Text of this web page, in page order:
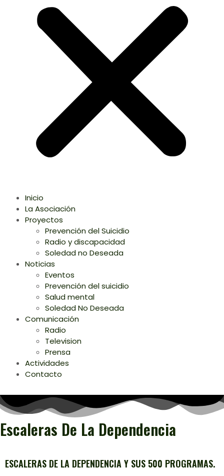
Inicio
La Asociación
Proyectos
Prevención del Suicidio
Radio y discapacidad
Soledad no Deseada
Noticias
Eventos
Prevención del suicidio
Salud mental
Soledad No Deseada
Comunicación
Radio
Television
Prensa
Actividades
Contacto
Escaleras De La Dependencia
ESCALERAS DE LA DEPENDENCIA Y SUS 500 PROGRAMAS.